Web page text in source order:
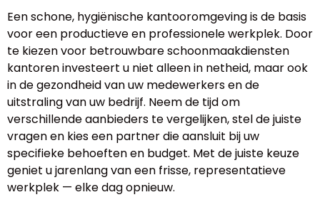
Een schone, hygiënische kantooromgeving is de basis
voor een productieve en professionele werkplek. Door
te kiezen voor betrouwbare schoonmaakdiensten
kantoren investeert u niet alleen in netheid, maar ook
in de gezondheid van uw medewerkers en de
uitstraling van uw bedrijf. Neem de tijd om
verschillende aanbieders te vergelijken, stel de juiste
vragen en kies een partner die aansluit bij uw
specifieke behoeften en budget. Met de juiste keuze
geniet u jarenlang van een frisse, representatieve
werkplek — elke dag opnieuw.